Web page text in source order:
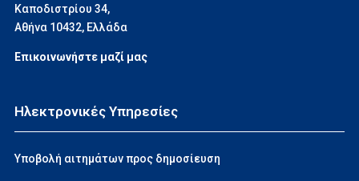
Καποδιστρίου 34,
Αθήνα 10432, Ελλάδα
Επικοινωνήστε μαζί μας
Ηλεκτρονικές Υπηρεσίες
Υποβολή αιτημάτων προς δημοσίευση